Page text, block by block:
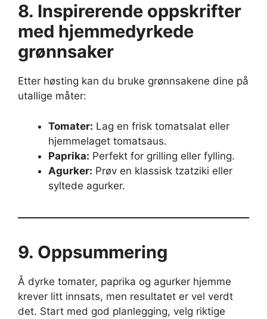
8. Inspirerende oppskrifter
med hjemmedyrkede
grønnsaker
Etter høsting kan du bruke grønnsakene dine på
utallige måter:
Tomater: Lag en frisk tomatsalat eller
hjemmelaget tomatsaus.
Paprika: Perfekt for grilling eller fylling.
Agurker: Prøv en klassisk tzatziki eller
syltede agurker.
9. Oppsummering
Å dyrke tomater, paprika og agurker hjemme
krever litt innsats, men resultatet er vel verdt
det. Start med god planlegging, velg riktige